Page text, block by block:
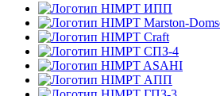
ИПП
Marston-
Craft
СПЗ-4
ASAHI
АПП